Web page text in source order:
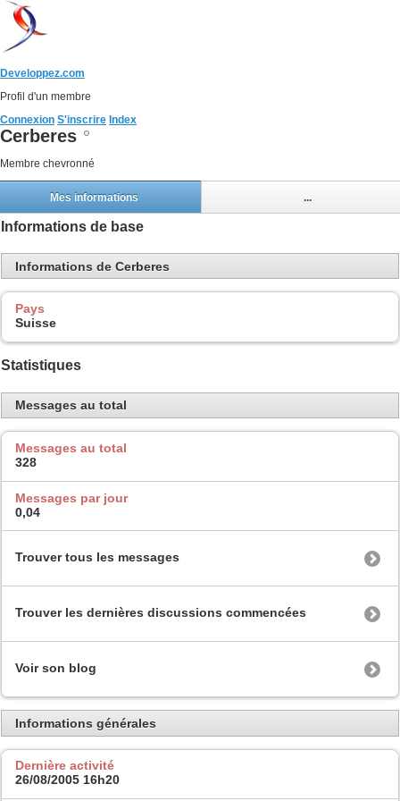
Developpez.com
Profil d'un membre
Connexion S'inscrire Index
Cerberes
Membre chevronné
Mes informations ...
Informations de base
Informations de Cerberes
Pays
Suisse
Statistiques
Messages au total
Messages au total
328
Messages par jour
0,04
Trouver tous les messages
Trouver les dernières discussions commencées
Voir son blog
Informations générales
Dernière activité
26/08/2005 16h20